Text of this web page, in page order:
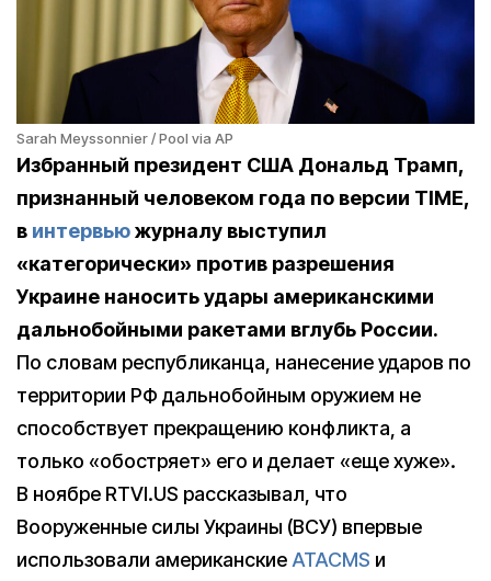
Sarah Meyssonnier / Pool via AP
Избранный президент США Дональд Трамп,
признанный человеком года по версии TIME,
в интервьюжурналу выступил
«категорически» против разрешения
Украине наносить удары американскими
дальнобойными ракетами вглубь России.
По словам республиканца, нанесение ударов по
территории РФ дальнобойным оружием не
способствует прекращению конфликта, а
только «обостряет» его и делает «еще хуже».
В ноябре RTVI.US рассказывал, что
Вооруженные силы Украины (ВСУ) впервые
использовали американскиеATACMS и